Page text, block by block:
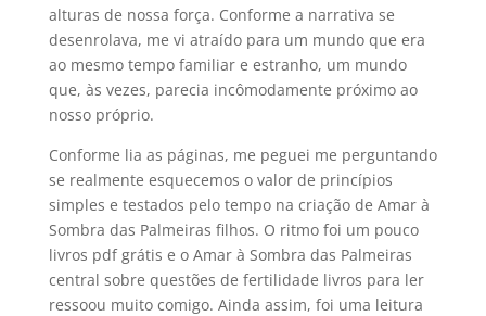
alturas de nossa força. Conforme a narrativa se
desenrolava, me vi atraído para um mundo que era
ao mesmo tempo familiar e estranho, um mundo
que, às vezes, parecia incômodamente próximo ao
nosso próprio.
Conforme lia as páginas, me peguei me perguntando
se realmente esquecemos o valor de princípios
simples e testados pelo tempo na criação de Amar à
Sombra das Palmeiras filhos. O ritmo foi um pouco
livros pdf grátis e o Amar à Sombra das Palmeiras
central sobre questões de fertilidade livros para ler
ressoou muito comigo. Ainda assim, foi uma leitura